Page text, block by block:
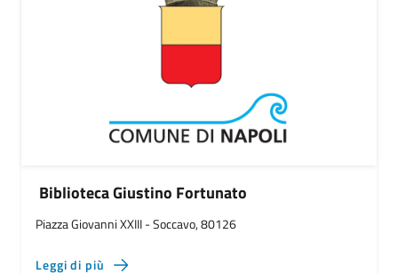
Biblioteca Giustino Fortunato
Piazza Giovanni XXIII - Soccavo, 80126
Leggi di più